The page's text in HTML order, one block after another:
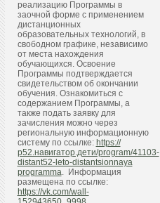
реализацию Программы в
заочной форме с применением
дистанционных
образовательных технологий, в
свободном графике, независимо
от места нахождения
обучающихся. Освоение
Программы подтверждается
свидетельством об окончании
обучения. Ознакомиться с
содержанием Программы, а
также подать заявку для
зачисления можно через
региональную информационную
систему по ссылке: https://
р52.навигатор.дети/program/41103-
distant52-leto-distantsionnaya
programma. Информация
размещена по ссылке:
https://vk.com/wall-